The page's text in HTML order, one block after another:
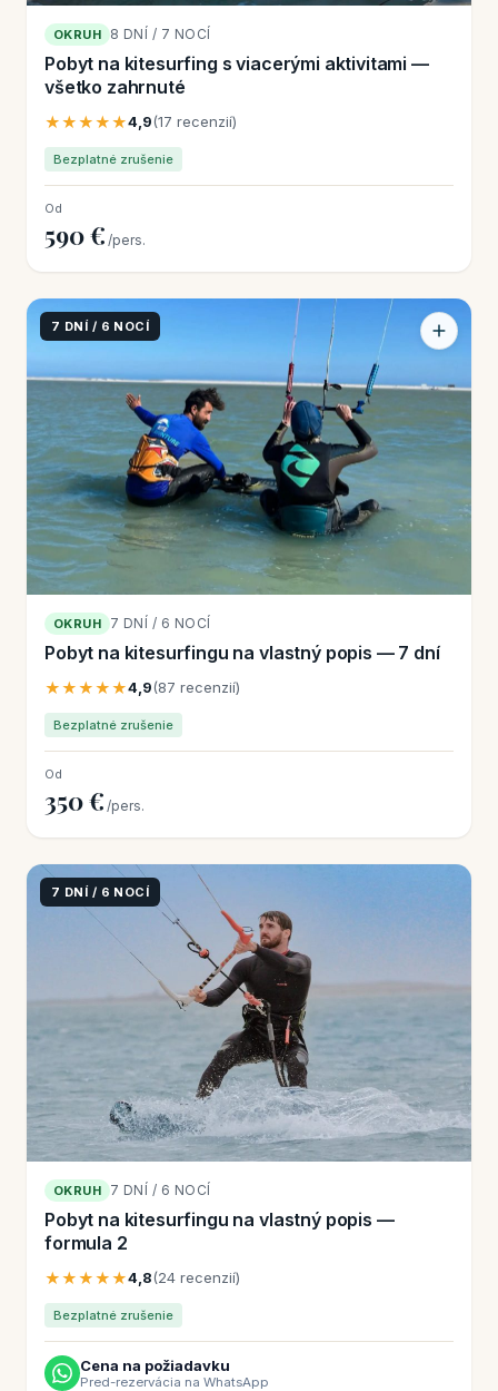
OKRUH 8 DNÍ / 7 NOCÍ
Pobyt na kitesurfing s viacerými aktivitami —
všetko zahrnuté
★★★★★4,9(17 recenzií)
Bezplatné zrušenie
Od
590 € /pers.
7 DNÍ / 6 NOCÍ
OKRUH 7 DNÍ / 6 NOCÍ
Pobyt na kitesurfingu na vlastný popis — 7 dní
★★★★★4,9(87 recenzií)
Bezplatné zrušenie
Od
350 € /pers.
7 DNÍ / 6 NOCÍ
OKRUH 7 DNÍ / 6 NOCÍ
Pobyt na kitesurfingu na vlastný popis —
formula 2
★★★★★4,8(24 recenzií)
Bezplatné zrušenie
Cena na požiadavku
Pred-rezervácia na WhatsApp